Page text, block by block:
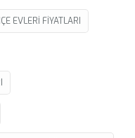
EVLERI FIYATLARI